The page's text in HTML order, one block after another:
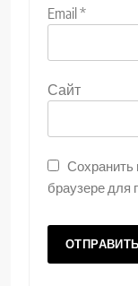
Email *
Сайт
Сохранить
браузере для